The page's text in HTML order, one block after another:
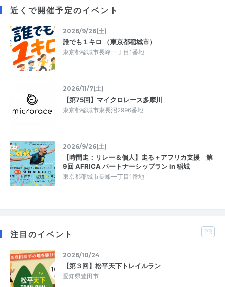
近くで開催予定のイベント
2026/9/26(土)
誰でも１キロ （東京都稲城市）
東京都稲城市長峰一丁目1番地
2026/11/7(土)
【第75回】マイクロレース多摩川
東京都稲城市東長沼2996番地
2026/9/26(土)
【時間走：リレー＆個人】走る＋アフリカ支援 第
9回 AFRICA パートナーシップラン in 稲城
東京都稲城市長峰一丁目1番地
注目のイベント PR
2026/10/24
【第３回】松平天下トレイルラン
愛知県豊田市